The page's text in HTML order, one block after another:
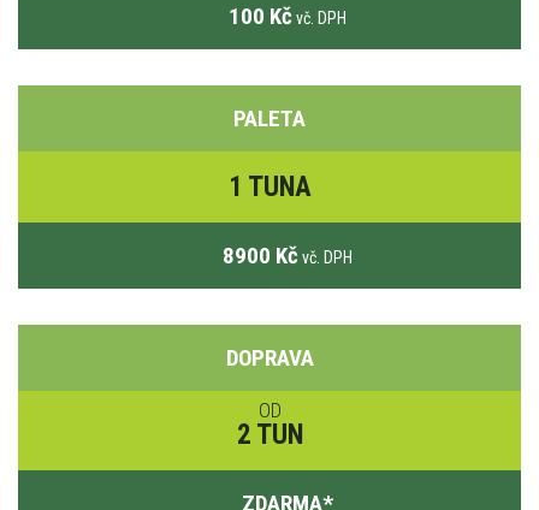
100 Kč vč. DPH
PALETA
1 TUNA
8900 Kč vč. DPH
DOPRAVA
OD
2 TUN
ZDARMA*